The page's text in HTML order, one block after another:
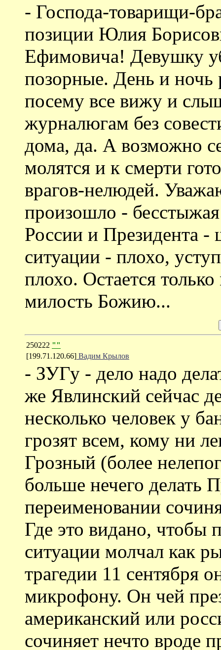
- Господа-товарищи-
позиции Юлия
Ефимовича! Девушку
позорные. День и ночь
посему все вижу и
журналюгам без
дома, да. А возможно
молятся и к смерти
врагов-нелюдей.
произошло -
России и Президента -
ситуации - плохо,
плохо. Остается
милость Божию...
250222 ""
[199.71.120.66] Вадим Крылов
- ЗУГу - дело надо
же Явлинский сейчас
несколько человек у
грозят всем, кому ни
Грозный (более
больше нечего делать
переименовании
Где это видано, чтобы
ситуации молчал как
трагедии 11 сентября
микрофону. Он чей
американский или
сочиняет нечто вроде